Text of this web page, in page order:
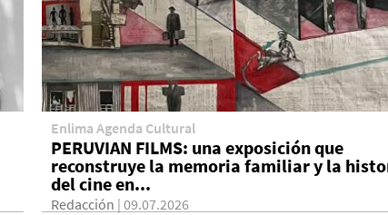
Enlima Agenda Cultural
PERUVIAN FILMS: una exposición que
reconstruye la memoria familiar y la
del cine en...
Redacción | 09.07.2026